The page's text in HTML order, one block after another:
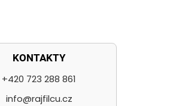
KONTAKTY
+420 723 288 861
info@rajfilcu.cz